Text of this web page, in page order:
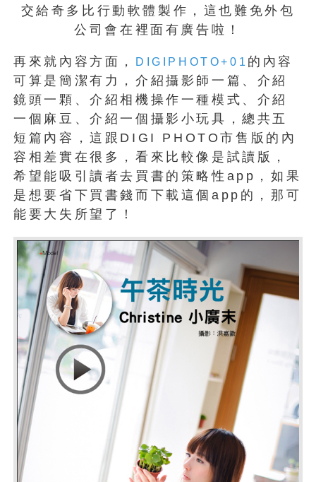
交給奇多比行動軟體製作，這也難免外包
公司會在裡面有廣告啦！
再來就內容方面， DIGIPHOTO+01 的內容
可算是簡潔有力，介紹攝影師一篇、介紹
鏡頭一顆、介紹相機操作一種模式、介紹
一個麻豆、介紹一個攝影小玩具，總共五
短篇內容，這跟DIGI PHOTO市售版的內
容相差實在很多，看來比較像是試讀版，
希望能吸引讀者去買書的策略性app，如果
是想要省下買書錢而下載這個app的，那可
能要大失所望了！